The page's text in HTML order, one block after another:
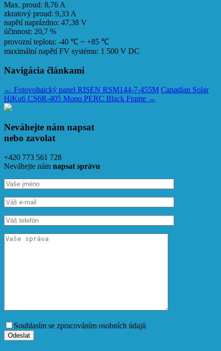
Max. proud: 8,76 A
zkratový proud: 9,33 A
napětí naprázdno: 47,38 V
účinnost: 20,7 %
provozní teplota: -40 ℃ ~ +85 ℃
maximální napětí FV systému: 1 500 V DC
Navigácia článkami
← Fotovoltaický panel RISEN RSM144-7-455M Canadian Solar
HiKu6 CS6R-405 Mono PERC Black Frame →
Neváhejte nám napsat
nebo zavolat
+420 773 561 728
Neváhejte nám napsat správu
Souhlasím se zpracováním osobních údajů